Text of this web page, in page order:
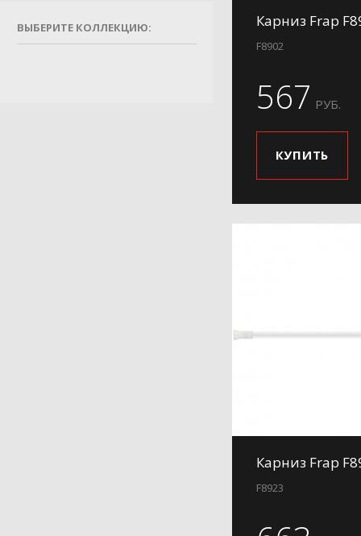
ВЫБЕРИТЕ КОЛЛЕКЦИЮ: Карниз Frap
F8902
567 РУБ.
КУПИТЬ
Карниз Frap
F8923